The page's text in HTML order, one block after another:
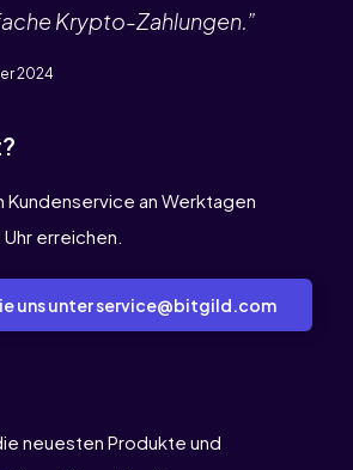
Krypto-Zahlungen.”
2024
Kundenservice an Werktagen
erreichen.
uns unter service@bitgild.com
neuesten Produkte und